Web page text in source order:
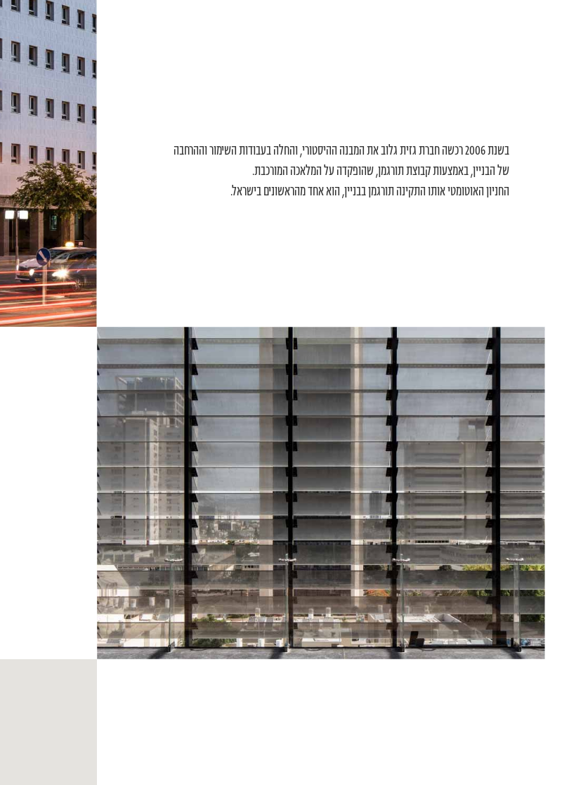
בשנת 2006 רכשה חברת גזית גלוב את המבנה ההיסטורי, והחלה בעבודות השימור וההרחבה
של הבניין, באמצעות קבוצת תורגמן, שהופקדה על המלאכה המורכבת.
החניון האוטומטי אותו התקינה תורגמן בבניין, הוא אחד מהראשונים בישראל.